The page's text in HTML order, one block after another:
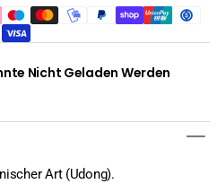
Nicht Geladen Werden
Art (Udong).